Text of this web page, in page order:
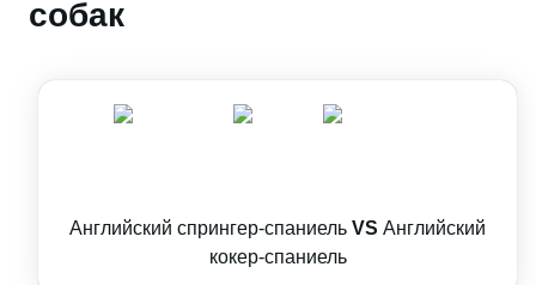
собак
Английский спрингер-спаниель VS Английский
кокер-спаниель